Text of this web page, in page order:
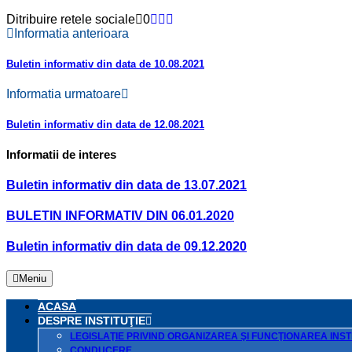
Ditribuire retele sociale 0
Informatia anterioara
Buletin informativ din data de 10.08.2021
Informatia urmatoare
Buletin informativ din data de 12.08.2021
Informatii de interes
Buletin informativ din data de 13.07.2021
BULETIN INFORMATIV DIN 06.01.2020
Buletin informativ din data de 09.12.2020
Meniu
ACASA
DESPRE INSTITUŢIE
LEGISLAŢIE PRIVIND ORGANIZAREA ŞI FUNCŢIONAREA